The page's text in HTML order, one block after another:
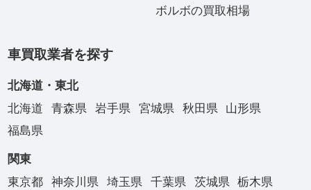
ボルボの買取相場
車買取業者を探す
北海道・東北
北海道
青森県 岩手県 宮城県 秋田県
山形県
福島県
関東
東京都
神奈川県 埼玉県 千葉県 茨城県
栃木県